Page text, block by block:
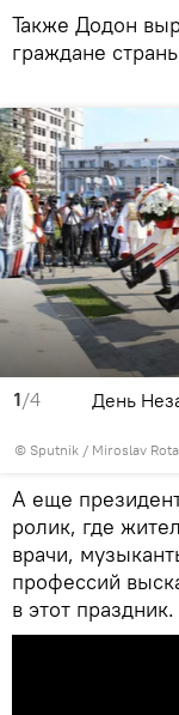
Также Додон
граждане
1/4
© Sputnik / Miroslav
День
А еще
ролик, где
врачи,
профессий
в этот праздник.